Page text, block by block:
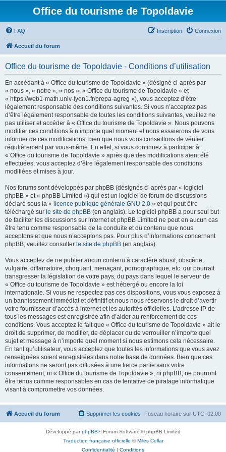
Office du tourisme de Topoldavie
FAQ Connexion
Inscription
Accueil du forum
Office du tourisme de Topoldavie - Conditions d’utilisation
En accédant à « Office du tourisme de Topoldavie » (désigné ci-après par
« nous », « notre », « nos », « Office du tourisme de Topoldavie » et
« https://web1-math.univ-lyon1.fr/prepa-agreg »), vous acceptez d’être
légalement responsable des conditions suivantes. Si vous n’acceptez pas
d’être légalement responsable de toutes les conditions suivantes, veuillez ne
pas utiliser et accéder à « Office du tourisme de Topoldavie ». Nous pouvons
modifier ces conditions à n’importe quel moment et nous essaierons de vous
informer de ces modifications, bien que nous vous conseillons de vérifier
régulièrement par vous-même. En effet, si vous continuez à participer à
« Office du tourisme de Topoldavie » après que des modifications aient été
effectuées, vous acceptez d’être légalement responsable des conditions
modifiées et mises à jour.
Nos forums sont développés par phpBB (désignés ci-après par « logiciel
phpBB » et « phpBB Limited ») qui est un logiciel de forum de discussions
déclaré sous la « licence publique générale GNU 2.0 » et qui peut être
téléchargé sur le site de phpBB (en anglais). Le logiciel phpBB a pour seul but
de faciliter les discussions sur internet et phpBB Limited ne peut en aucun cas
être tenu comme responsable de la conduite et du contenu que nous
acceptons et que nous n’acceptons pas. Pour plus d’informations concernant
phpBB, veuillez consulter le site de phpBB (en anglais).
Vous acceptez de ne publier aucun contenu à caractère abusif, obscène,
vulgaire, diffamatoire, choquant, menaçant, pornographique, etc. qui pourrait
transgresser la législation de votre pays, du pays dans lequel le serveur de
« Office du tourisme de Topoldavie » est hébergé ou encore la loi
internationale. Si vous ne respectez pas ces dispositions, vous vous exposez à
un bannissement immédiat et définitif et nous nous réservons le droit d’avertir
votre fournisseur d’accès à internet et les autorités officielles. L’adresse IP de
tous les messages est enregistrée afin d’aider au renforcement de ces
conditions. Vous acceptez le fait que « Office du tourisme de Topoldavie » ait le
droit de supprimer, de modifier, de déplacer ou de verrouiller n’importe quel
sujet et message à n’importe quel moment si nous estimons cela nécessaire.
En tant qu’utilisateur, vous acceptez que toutes les informations que vous avez
renseignées soient enregistrées dans notre base de données. Bien que ces
informations ne seront pas diffusées à une tierce partie sans votre
consentement, ni « Office du tourisme de Topoldavie », ni phpBB, ne pourront
être tenus comme responsables en cas de tentative de piratage informatique
visant à compromettre vos données.
Accueil du forum Fuseau horaire sur UTC+02:00
Supprimer les cookies
Développé parphpBB® Forum Software © phpBB Limited
Traduction française officielle ©Miles Cellar
Confidentialité | Conditions